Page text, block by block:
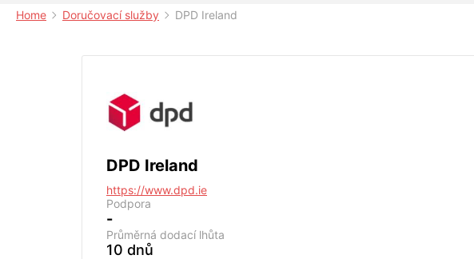
Home Doručovací služby DPD Ireland
DPD Ireland
https://www.dpd.ie
Podpora
-
Průměrná dodací lhůta
10 dnů